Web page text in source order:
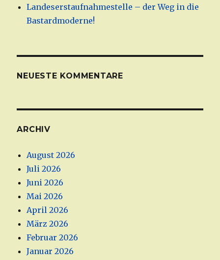
Landeserstaufnahmestelle – der Weg in die
Bastardmoderne!
NEUESTE KOMMENTARE
ARCHIV
August 2026
Juli 2026
Juni 2026
Mai 2026
April 2026
März 2026
Februar 2026
Januar 2026